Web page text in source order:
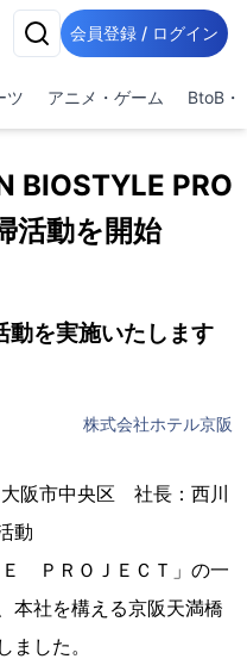
会員登録 / ログイン
ツ アニメ・ゲーム BtoB・
BIOSTYLE PRO
活動を開始
動を実施いたします
株式会社ホテル京阪
阪市中央区 社長：西川
動
Ｅ ＰＲＯＪＥＣＴ」の一
本社を構える京阪天満橋
ました。